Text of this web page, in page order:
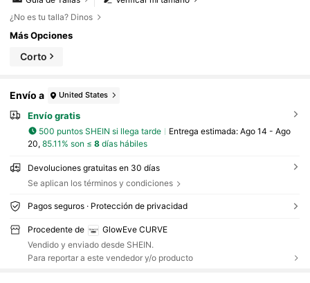
¿No es tu talla? Dinos
Más Opciones
Corto
Envío a United States
Envío gratis
500 puntos SHEIN si llega tarde Entrega estimada: Ago 14 - Ago
20, 85.11% son ≤ 8días hábiles
Devoluciones gratuitas en 30 días
Se aplican los términos y condiciones
Pagos seguros · Protección de privacidad
Procedente de
GlowEve CURVE
Vendido y enviado desde SHEIN.
Para reportar a este vendedor y/o producto